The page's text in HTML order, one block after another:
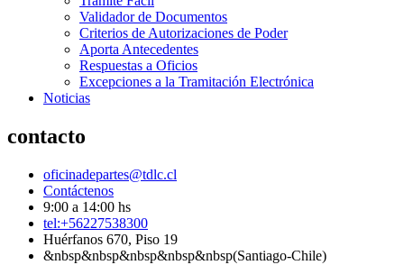
Validador de Documentos
Criterios de Autorizaciones de Poder
Aporta Antecedentes
Respuestas a Oficios
Excepciones a la Tramitación Electrónica
Noticias
contacto
oficinadepartes@tdlc.cl
Contáctenos
9:00 a 14:00 hs
tel:+56227538300
Huérfanos 670, Piso 19
&nbsp&nbsp&nbsp&nbsp&nbsp(Santiago-Chile)